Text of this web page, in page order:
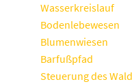
Wasserkreislauf
Bodenlebewesen
Blumenwiesen
Barfußpfad
Steuerung des